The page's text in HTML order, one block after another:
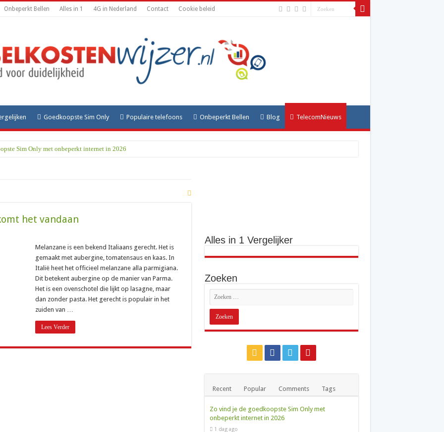
Onbeperkt Bellen Alles in 1 4G in Nederland Contact Cookie beleid
Goedkoopste Sim Only Populaire telefoons Onbeperkt Bellen Blog TelecomNieuws
Sim Only met onbeperkt internet in 2026
netnummer en de stad Rotterdam
betaal je als beller en als bedrijf?
is het en wat moet je ermee?
van de politie uitgelegd
belt dit nummer en wat moet je doen?
wat betaal je en hoe zit het precies?
het en wanneer bel je dit nummer?
het vandaan
Melanzane is een bekend Italiaans gerecht. Het is
gemaakt met aubergine, tomatensaus en kaas. In
Italië heet het officieel melanzane alla parmigiana.
Dit betekent aubergine op de manier van Parma.
Het is een ovenschotel die lijkt op lasagne, maar
dan zonder pasta. Het gerecht is populair in het
zuiden van …
Lees Verder
Alles in 1 Vergelijker
Zoeken
Recent Popular Comments Tags
Zo vind je de goedkoopste Sim Only met
onbeperkt internet in 2026
1 dag ago